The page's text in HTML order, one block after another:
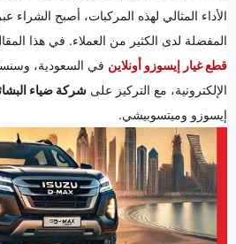
الأداء المثالي لهذه المركبات، أصبح الشراء
المفضلة لدى الكثير من العملاء. في هذا
قطع غيار إيسوزو أونلاين في السعودية،
الإلكترونية، مع التركيز على شركة ضياء
إيسوزو وميتسوبيشي.